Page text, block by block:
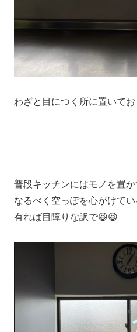
わざと目につく所に置いてお
普段キッチンにはモノを置か
なるべく空っぽを心がけてい
有れば目障りな訳で😆😆